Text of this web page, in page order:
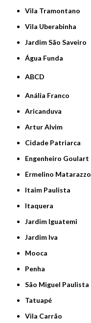
Vila Tramontano
Vila Uberabinha
jardim São Saveiro
Água Funda
ABCD
Anália Franco
Aricanduva
Artur Alvim
Cidade Patriarca
Engenheiro Goulart
Ermelino Matarazzo
Itaim Paulista
Itaquera
Jardim Iguatemi
Jardim Iva
Mooca
Penha
São Miguel Paulista
Tatuapé
Vila Carrão